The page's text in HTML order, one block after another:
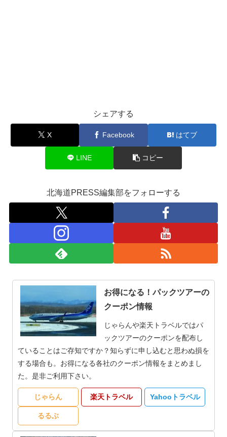
シェアする
X Facebook はてブ
LINE コピー
北海道PRESS編集部をフォローする
お得になる！パックツアーの
クーポン情報
じゃらんや楽天トラベルではパ
ックツアーのクーポンを配布し
ていることはご存知ですか？知らずに申し込むと思わぬ損を
する場合も。お得になる各社のクーポン情報をまとめまし
た。是非ご利用下さい。
じゃらん 楽天トラベル Yahooトラベル
るるぶ